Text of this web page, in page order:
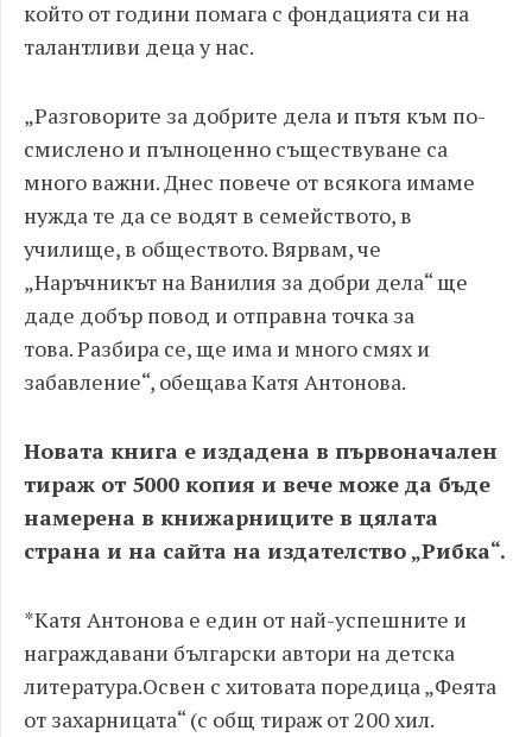
който от години помага с фондацията си на
талантливи деца у нас.
„Разговорите за добрите дела и пътя към по-
смислено и пълноценно съществуване са
много важни. Днес повече от всякога имаме
нужда те да се водят в семейството, в
училище, в обществото.Вярвам, че
„Наръчникът на Ванилия за добри дела“ ще
даде добър повод и отправна точка за
това.Разбира се, ще има и много смях и
забавление“, обещава Катя Антонова.
Новата книга е издадена в първоначален
тираж от 5000 копия и вече може да бъде
намерена в книжарниците в цялата
страна и на сайта на издателство „Рибка“.
*Катя Антонова е един от най-успешните и
награждавани български автори на детска
литература.Освен с хитовата поредица „Феята
от захарницата“ (с общ тираж от200хил.